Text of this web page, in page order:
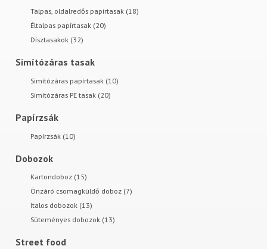
Talpas, oldalredős papírtasak (18)
Éltalpas papírtasak (20)
Dísztasakok (32)
Simítózáras tasak
Simítózáras papírtasak (10)
Simítózáras PE tasak (20)
Papírzsák
Papírzsák (10)
Dobozok
Kartondoboz (15)
Önzáró csomagküldő doboz (7)
Italos dobozok (13)
Süteményes dobozok (13)
Street food